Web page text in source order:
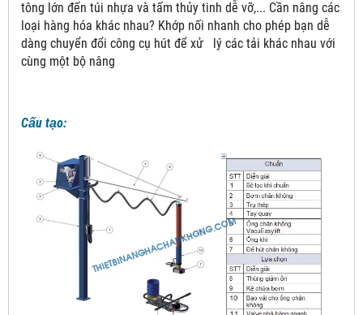
tông lớn đến túi nhựa và tấm thủy tinh dễ vỡ,... Cần nâng các
loại hàng hóa khác nhau? Khớp nối nhanh cho phép bạn dễ
dàng chuyển đổi công cụ hút để xử lý các tải khác nhau với
cùng một bộ nâng
Cấu tạo: